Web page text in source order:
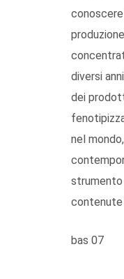
diversi
dei
nel
strumento
contenute
bas 07